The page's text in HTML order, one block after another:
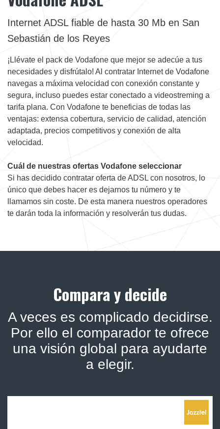
Internet ADSL fiable de hasta 30 Mb en San
Sebastián de los Reyes
¡Llévate el pack de Vodafone que mejor se adecúe a tus
necesidades y disfrútalo! Al contratar Internet de Vodafone
navegas a máxima velocidad con conexión constante y
segura, incluso puedes estar conectado a videostreming a
tarifa plana. Con Vodafone te beneficias de todas las
ventajas: extensa cobertura, servicio de calidad, atención
adaptada, precios competitivos y conexión de alta
velocidad.
Cuál de nuestras ofertas Vodafone seleccionar
Si has decidido contratar oferta de ADSL con nosotros, lo
único que debes hacer es dejarnos tu número y te
llamamos sin coste. De esta manera nuestros operadores
te darán toda la información y resolverán tus dudas.
Compara y decide
A veces es complicado decidirse.
Por ello el comparador te ofrece
una visión global para ayudarte
a elegir.